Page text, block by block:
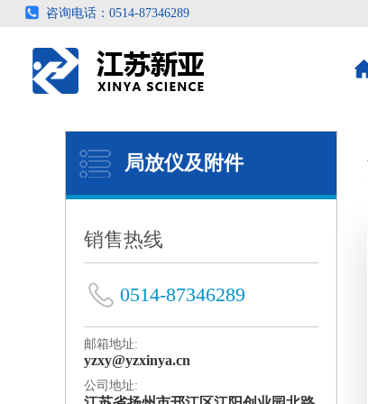
咨询电话：0514-87346289
局放仪及附件
销售热线
0514-87346289
邮箱地址:
yzxy@yzxinya.cn
公司地址: